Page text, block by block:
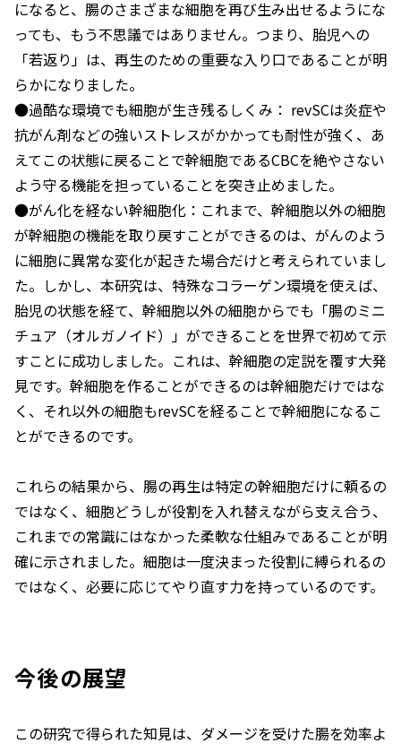
になると、腸のさまざまな細胞を再び生み出せるようにな
っても、もう不思議ではありません。つまり、胎児への
「若返り」は、再生のための重要な入り口であることが明
らかになりました。
●過酷な環境でも細胞が生き残るしくみ： revSCは炎症や
抗がん剤などの強いストレスがかかっても耐性が強く、あ
えてこの状態に戻ることで幹細胞であるCBCを絶やさない
よう守る機能を担っていることを突き止めました。
●がん化を経ない幹細胞化：これまで、幹細胞以外の細胞
が幹細胞の機能を取り戻すことができるのは、がんのよう
に細胞に異常な変化が起きた場合だけと考えられていまし
た。しかし、本研究は、特殊なコラーゲン環境を使えば、
胎児の状態を経て、幹細胞以外の細胞からでも「腸のミニ
チュア（オルガノイド）」ができることを世界で初めて示
すことに成功しました。これは、幹細胞の定説を覆す大発
見です。幹細胞を作ることができるのは幹細胞だけではな
く、それ以外の細胞もrevSCを経ることで幹細胞になるこ
とができるのです。
これらの結果から、腸の再生は特定の幹細胞だけに頼るの
ではなく、細胞どうしが役割を入れ替えながら支え合う、
これまでの常識にはなかった柔軟な仕組みであることが明
確に示されました。細胞は一度決まった役割に縛られるの
ではなく、必要に応じてやり直す力を持っているのです。
今後の展望
この研究で得られた知見は、ダメージを受けた腸を効率よ